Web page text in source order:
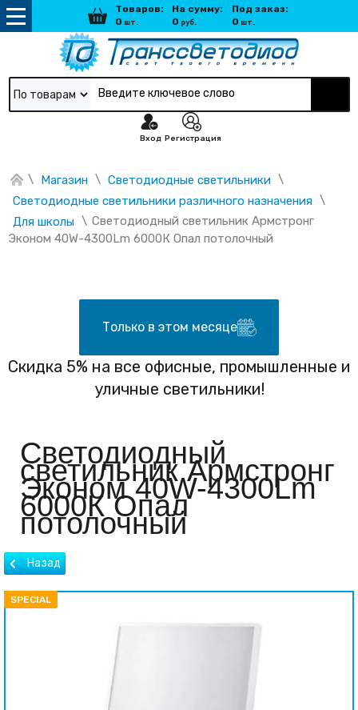
По товарам
Вход Регистрация
Товаров:
0 шт.
На сумму:
0 руб.
Под заказ:
0 шт.
\ Магазин \ Светодиодные светильники \
Светодиодные светильники различного назначения \
Для школы \ Светодиодный светильник Армстронг
Эконом 40W-4300Lm 6000К Опал потолочный
Только в этом месяце
Скидка 5% на все офисные, промышленные и
уличные светильники!
Светодиодный
светильник Армстронг
Эконом 40W-4300Lm
6000К Опал
потолочный
SPECIAL